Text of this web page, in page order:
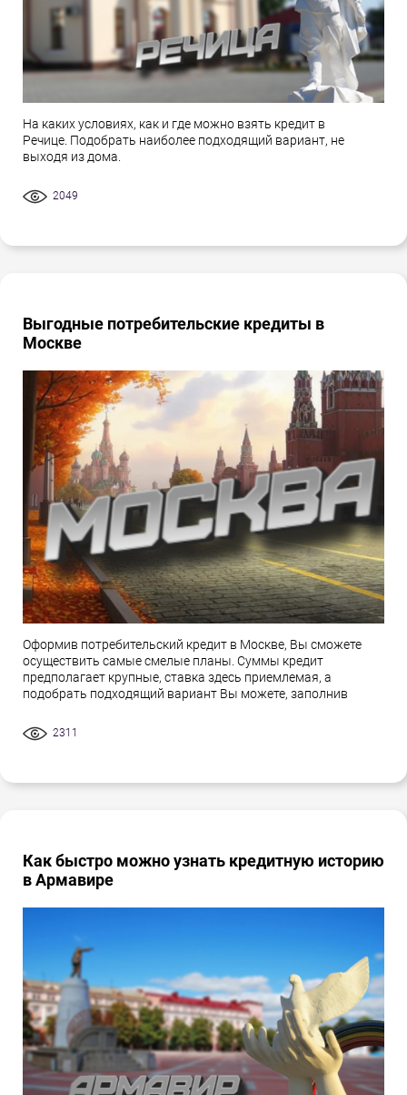
На каких условиях, как и где можно взять кредит в
Речице. Подобрать наиболее подходящий вариант, не
выходя из дома.
2049
Выгодные потребительские кредиты в
Москве
Оформив потребительский кредит в Москве, Вы сможете
осуществить самые смелые планы. Суммы кредит
предполагает крупные, ставка здесь приемлемая, а
подобрать подходящий вариант Вы можете, заполнив
2311
Как быстро можно узнать кредитную историю
в Армавире